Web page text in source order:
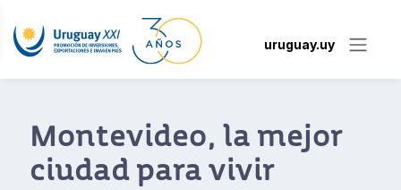
uruguay.uy
Montevideo, la mejor
ciudad para vivir